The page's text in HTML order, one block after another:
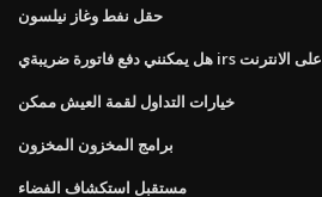
حقل نفط وغاز نيلسون
هل يمكنني دفع فاتورة ضريبةي irs على الانترنت
خيارات التداول لقمة العيش ممكن
برامج المخزون المخزون
مستقبل استكشاف الفضاء